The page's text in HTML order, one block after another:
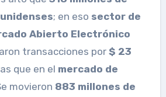
; en eso sector de
Abierto Electrónico
transacciones por $ 23
que en el mercado de
movieron 883 millones de